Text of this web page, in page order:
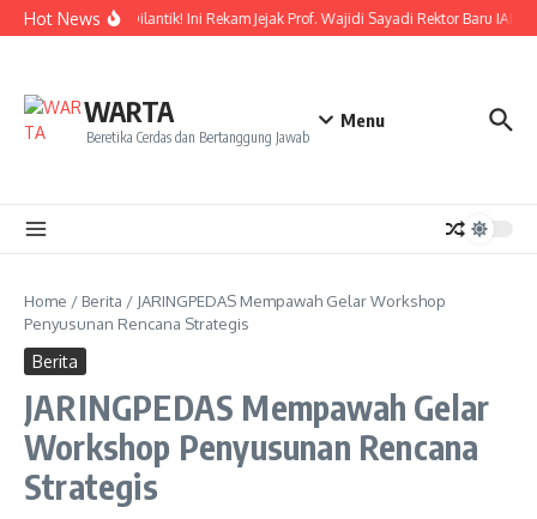
Lewati ke konten
Hot NewsResmi Dilantik! Ini Rekam Jejak Prof. Wajidi Sayadi Rektor Baru IAIN
WARTA
Beretika Cerdas dan Bertanggung Jawab
Menu
Home / Berita / JARINGPEDAS Mempawah Gelar Workshop
Penyusunan Rencana Strategis
Berita
JARINGPEDAS Mempawah Gelar
Workshop Penyusunan Rencana
Strategis